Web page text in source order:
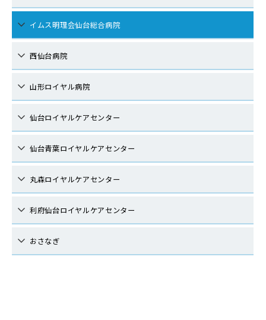
イムス明理会仙台総合病院
西仙台病院
山形ロイヤル病院
仙台ロイヤルケアセンター
仙台青葉ロイヤルケアセンター
丸森ロイヤルケアセンター
利府仙台ロイヤルケアセンター
おさなぎ